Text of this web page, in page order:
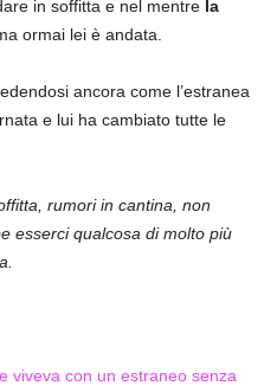
in soffitta e nel mentre la
ormai lei è andata.
ancora come l’estranea
e lui ha cambiato tutte le
rumori in cantina, non
esserci qualcosa di molto più
viveva con un estraneo senza